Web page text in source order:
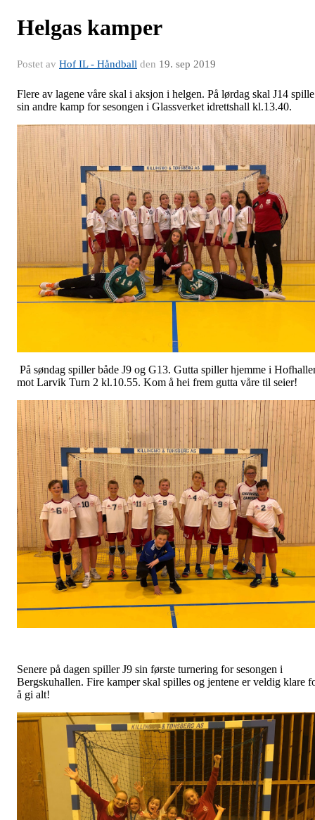
Helgas kamper
Postet av Hof IL - Håndball den 19. sep 2019
Flere av lagene våre skal i aksjon i helgen. På lørdag skal J14 spille
sin andre kamp for sesongen i Glassverket idrettshall kl.13.40.
På søndag spiller både J9 og G13. Gutta spiller hjemme i
mot Larvik Turn 2 kl.10.55. Kom å hei frem gutta våre til seier!
Senere på dagen spiller J9 sin første turnering for sesongen i
Bergskuhallen. Fire kamper skal spilles og jentene er veldig klare
å gi alt!